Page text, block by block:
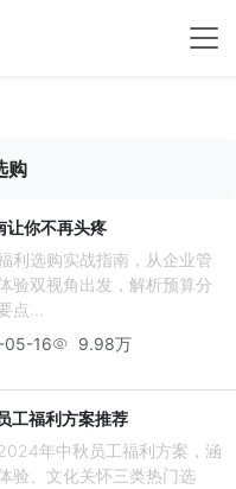
购
让你不再头疼
利选购实战指南，从企业管
验双视角出发，解析预算分
点...
05-16
9.98万
工福利方案推荐
年中秋员工福利方案，涵
验、文化关怀三类热门选